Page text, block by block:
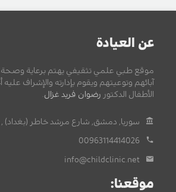
عن العيادة
موقع طبي علمي تثقيفي يهتم برعاية وصحة
آبائهم وتوعيتهم ويقوم بإدارته والإشراف
الأطفال الدكتور رضوان فريد غزال.
سوريا, دمشق, شارع مرشد خاطر (بغداد)
00963114414026
info@childclinic.net
موقعنا: